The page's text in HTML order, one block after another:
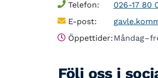
Telefon:
026-17 80
E-post:
Öppettider:
Följ oss i